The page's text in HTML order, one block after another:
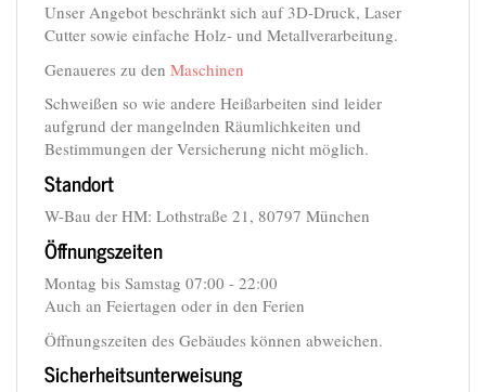
Unser Angebot beschränkt sich auf 3D-Druck, Laser
Cutter sowie einfache Holz- und Metallverarbeitung.
Genaueres zu den Maschinen
Schweißen so wie andere Heißarbeiten sind leider
aufgrund der mangelnden Räumlichkeiten und
Bestimmungen der Versicherung nicht möglich.
Standort
W-Bau der HM: Lothstraße 21, 80797 München
Öffnungszeiten
Montag bis Samstag 07:00 - 22:00
Auch an Feiertagen oder in den Ferien
Öffnungszeiten des Gebäudes können abweichen.
Sicherheitsunterweisung